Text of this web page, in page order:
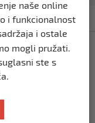
Najčitanije
naše online
i funkcionalnost
i ostale
mogli pružati.
ste s